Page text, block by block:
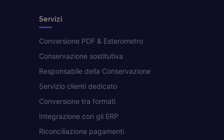
Servizi
Conversione PDF & Esterometro
Conservazione sostitutiva
Responsabile della Conservazione
Servizio clienti dedicato
Conversione tra formati
Integrazione con gli ERP
Riconciliazione pagamenti